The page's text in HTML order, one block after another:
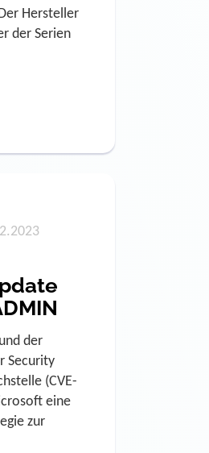
der Serien
der
Security
(CVE-
eine
zur